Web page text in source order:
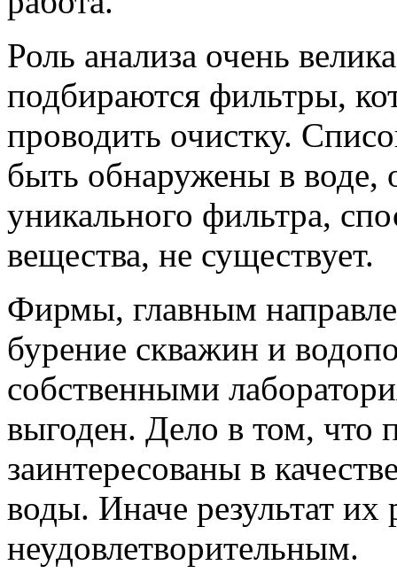
Роль анализа очень
подбираются фильтры,
проводить очистку.
быть обнаружены в воде,
уникального фильтра,
вещества, не существует.
Фирмы, главным
бурение скважин и
собственными
выгоден. Дело в том, что
заинтересованы в
воды. Иначе результат
неудовлетворительным.